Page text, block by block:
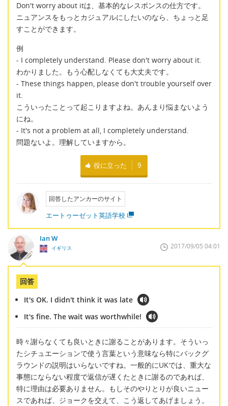
Don't worry about itは、基本的なレスポンスの仕方です。
ニュアンスをもっとカジュアルにしたいのなら、ちょっと足
すことができます。
例
- I completely understand. Please don't worry about it.
わかりました。もう心配しなくても大丈夫です。
- These things happen, please don't trouble yourself over
it.
こういったことって起こりますよね。あんまり悩まないよう
にね。
- It's not a problem at all, I completely understand.
問題ないよ。理解していますから。
役に立った 9
回答したアンカーのサイト
エートゥーゼット英語学校
Ian W
イギリス 2017/09/05 04:01
回答
It's OK. I didn't think it was late
It's fine. The wait was worthwhile!
時々謝らなくても良いときに謝ることがあります。そういっ
たシチュエーションで使う言葉という意味なら特にバックグ
ラウンドの説明はいらないですね。一般的にUKでは、重大な
事態にならない程度で返信が遅くたときに謝るのであれば、
特に理由は必要ありません。もしそのやりとりが良いニュー
スであれば、ジョークを交えて、こう返してあげましょう。